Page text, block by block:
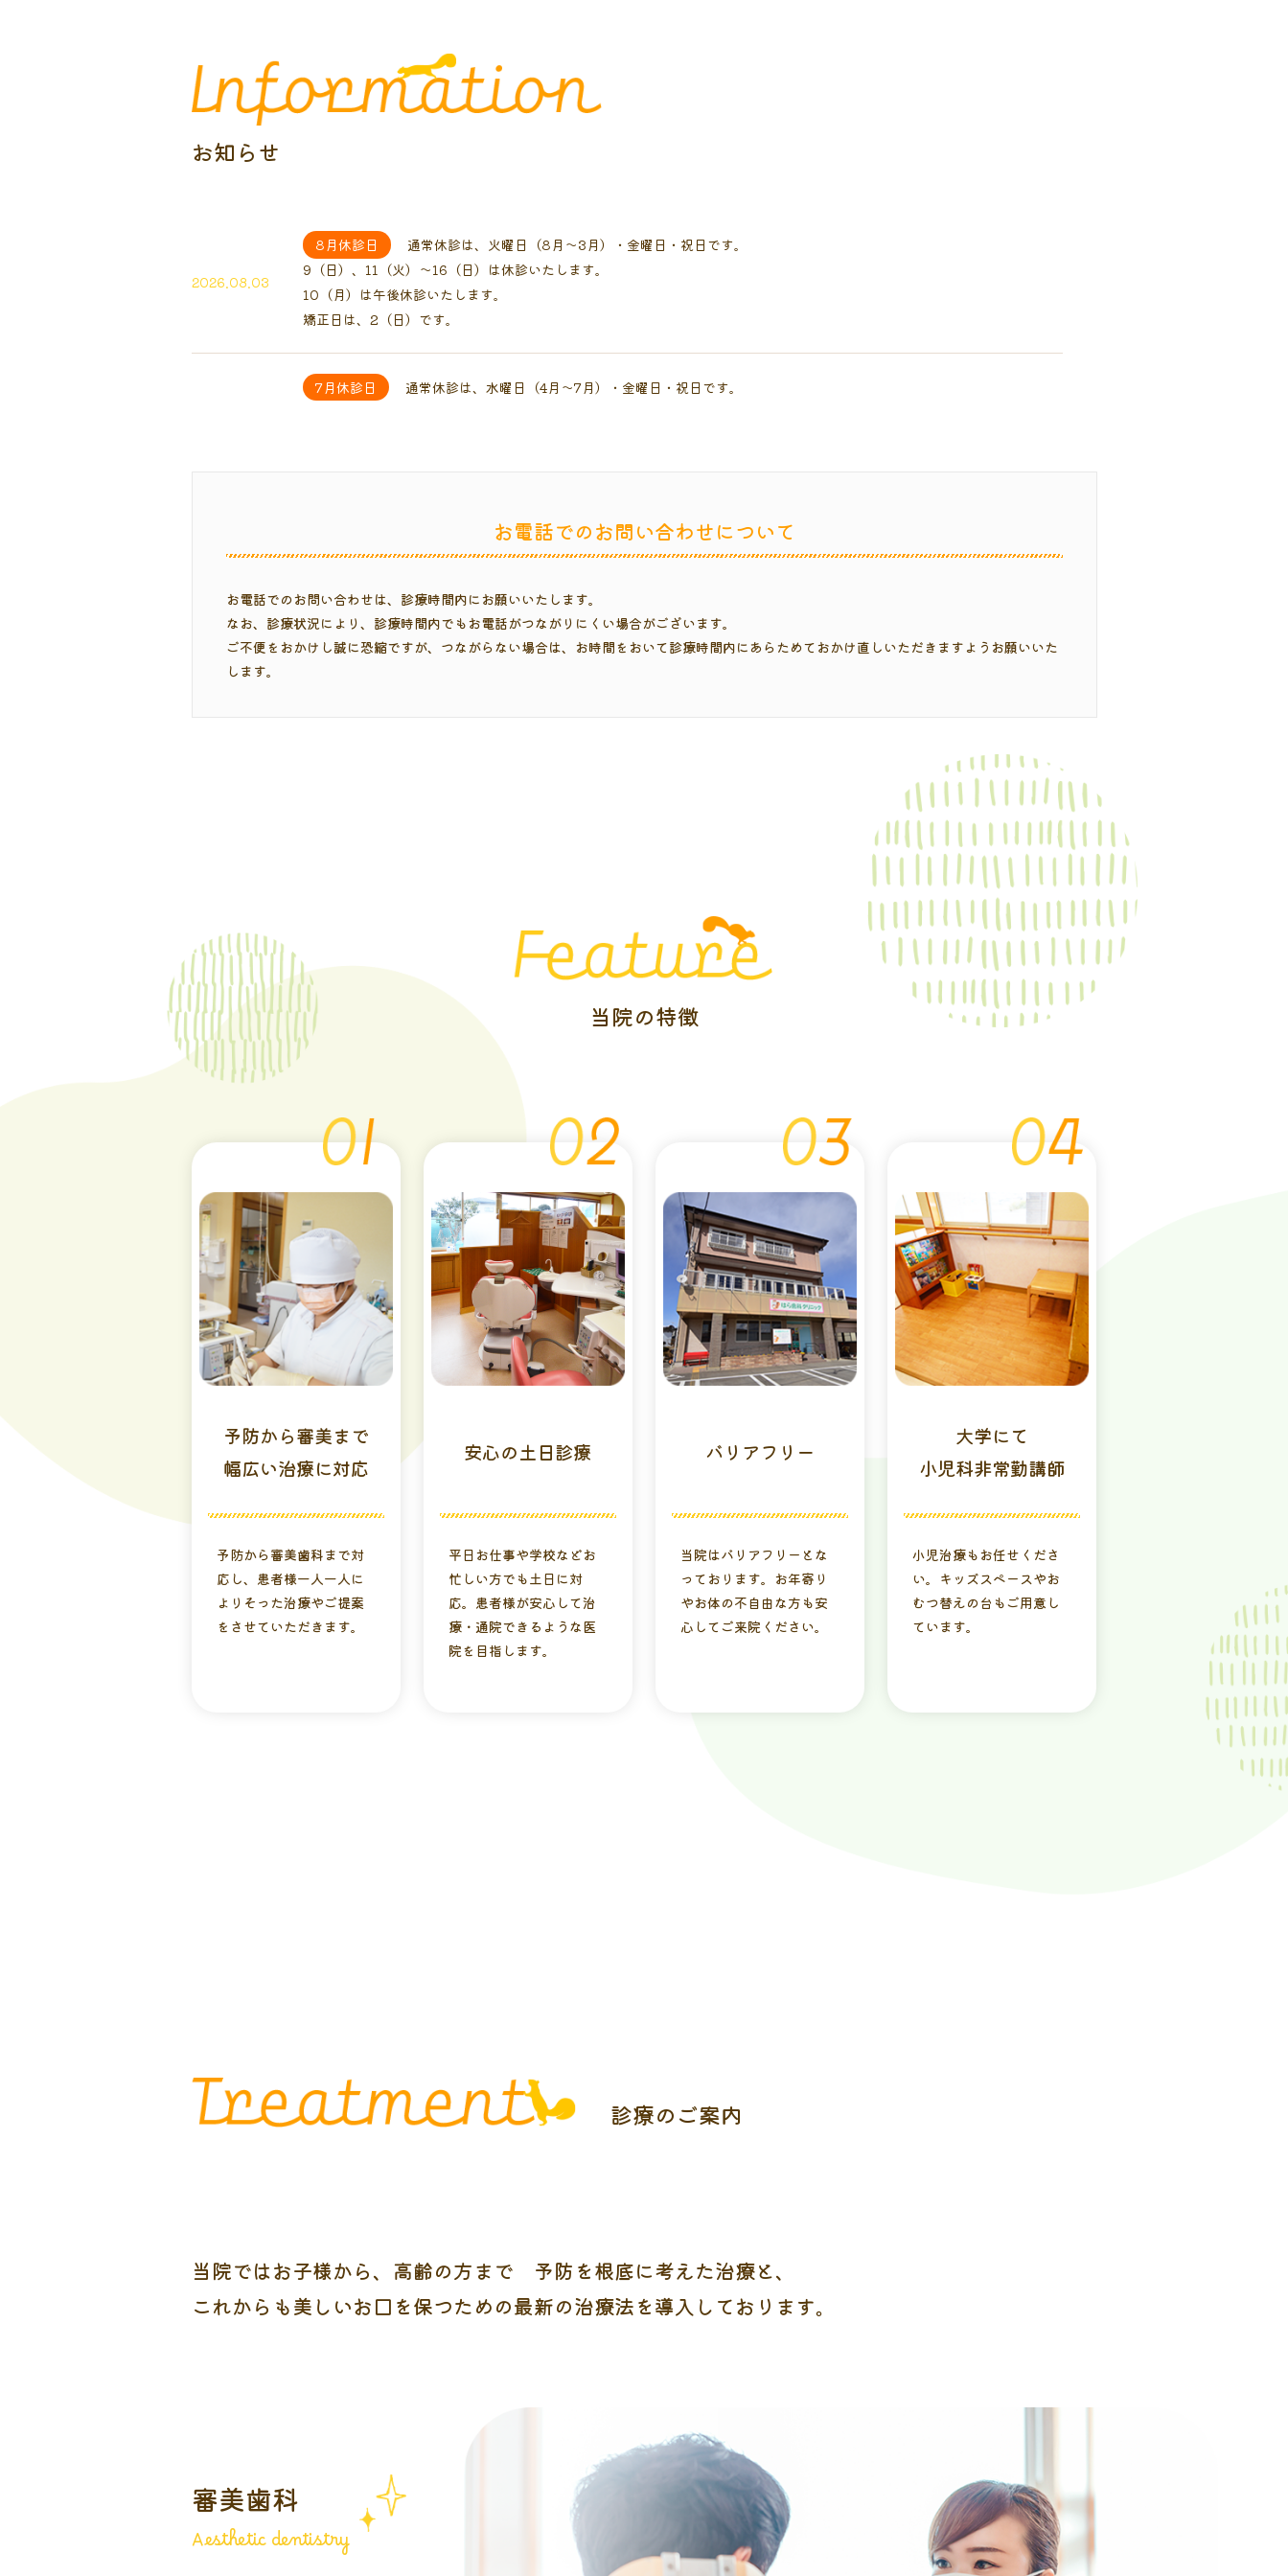
お知らせ
2026.08.03
8月休診日
通常休診は、火曜日（8月～3月）・金曜日・祝日です。
9（日）、11（火）～16（日）は休診いたします。
10（月）は午後休診いたします。
矯正日は、2（日）です。
7月休診日
通常休診は、水曜日（4月～7月）・金曜日・祝日です。
福島県南で初のマウスピース矯正“インビザライン”を始めました。
ポリリン酸ホワイトニング、メディカルエステ始めました。
お電話でのお問い合わせについて
お電話でのお問い合わせは、診療時間内にお願いいたします。
なお、診療状況により、診療時間内でもお電話がつながりにくい場合がございます。
ご不便をおかけし誠に恐縮ですが、つながらない場合は、お時間をおいて診療時間内にあらためておかけ直しいただきますようお願いいた
します。
当院の特徴
予防から審美まで
幅広い治療に対応
予防から審美⻭科まで対
応し、患者様⼀⼈⼀⼈に
よりそった治療やご提案
をさせていただきます。
安⼼の⼟⽇診療
平⽇お仕事や学校などお
忙しい⽅でも⼟⽇に対
応。患者様が安⼼して治
療・通院できるような医
院を⽬指します。
バリアフリー
当院はバリアフリーとな
っております。お年寄り
やお体の不⾃由な⽅も安
⼼してご来院ください。
⼤学にて
⼩児科⾮常勤講師
⼩児治療もお任せくださ
い。キッズスペースやお
むつ替えの台もご⽤意し
ています。
診療のご案内
当院ではお⼦様から、⾼齢の⽅まで 予防を根底に考えた治療と、
これからも美しいお⼝を保つための最新の治療法を導⼊しております。
審美歯科
Aesthetic dentistry